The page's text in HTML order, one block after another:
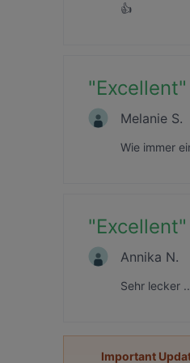
👍
"Excellent"
Melanie S.
Wie immer
"Excellent"
Annika N.
Sehr lecker
Important